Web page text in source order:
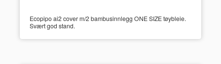
Ecopipo ai2 cover m/2 bambusinnlegg ONE SIZE tøybleie.
Svært god stand.